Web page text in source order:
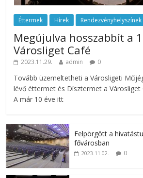
Éttermek Hírek Rendezvényhelyszínek
Megújulva hosszabbít a
Városliget Café
2023.11.29. admin 0
Tovább üzemeltetheti a Városligeti
lévő éttermet és Dísztermet a Városliget
A már 10 éve itt
Felpörgött a
fővárosban
2023.11.02. 0